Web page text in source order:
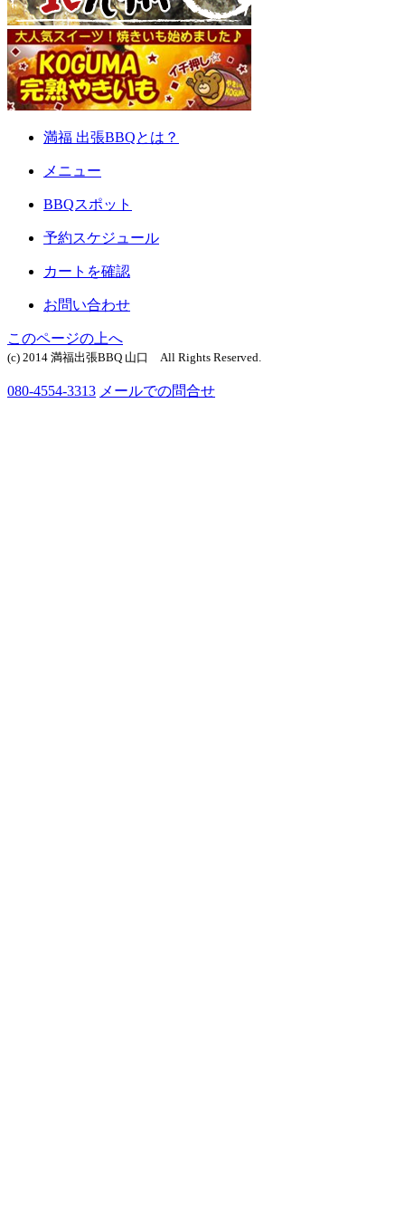
満福 出張BBQとは？
メニュー
BBQスポット
予約スケジュール
カートを確認
お問い合わせ
このページの上へ
(c) 2014 満福出張BBQ 山口 All Rights Reserved.
080-4554-3313 メールでの問合せ